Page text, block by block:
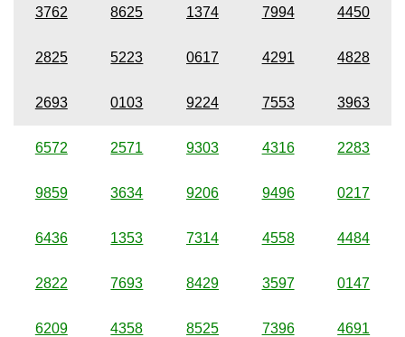
3762 8625 1374 7994 4450
2825 5223 0617 4291 4828
2693 0103 9224 7553 3963
6572 2571 9303 4316 2283
9859 3634 9206 9496 0217
6436 1353 7314 4558 4484
2822 7693 8429 3597 0147
6209 4358 8525 7396 4691